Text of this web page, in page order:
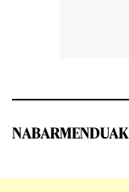
NABARMENDUAK